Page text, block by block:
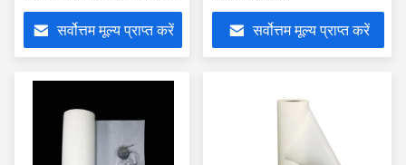
स्वीकार करें:
सर्वोत्तम मूल्य प्राप्त करें
सर्वोत्तम मूल्य प्राप्त करें